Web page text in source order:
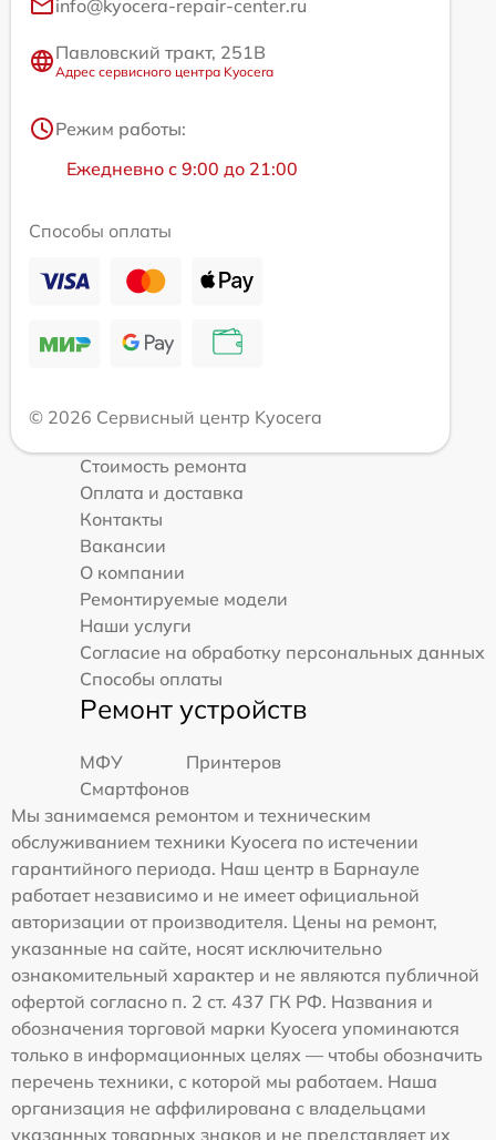
info@kyocera-repair-center.ru
Павловский тракт, 251В
Адрес сервисного центра Kyocera
Режим работы:
Ежедневно с 9:00 до 21:00
Способы оплаты
© 2026 Сервисный центр Kyocera
Стоимость ремонта
Оплата и доставка
Контакты
Вакансии
О компании
Ремонтируемые модели
Наши услуги
Согласие на обработку персональных данных
Способы оплаты
Ремонт устройств
МФУ
Принтеров
Смартфонов
Мы занимаемся ремонтом и техническим
обслуживанием техники Kyocera по истечении
гарантийного периода. Наш центр в Барнауле
работает независимо и не имеет официальной
авторизации от производителя. Цены на ремонт,
указанные на сайте, носят исключительно
ознакомительный характер и не являются публичной
офертой согласно п. 2 ст. 437 ГК РФ. Названия и
обозначения торговой марки Kyocera упоминаются
только в информационных целях — чтобы обозначить
перечень техники, с которой мы работаем. Наша
организация не аффилирована с владельцами
указанных товарных знаков и не представляет их